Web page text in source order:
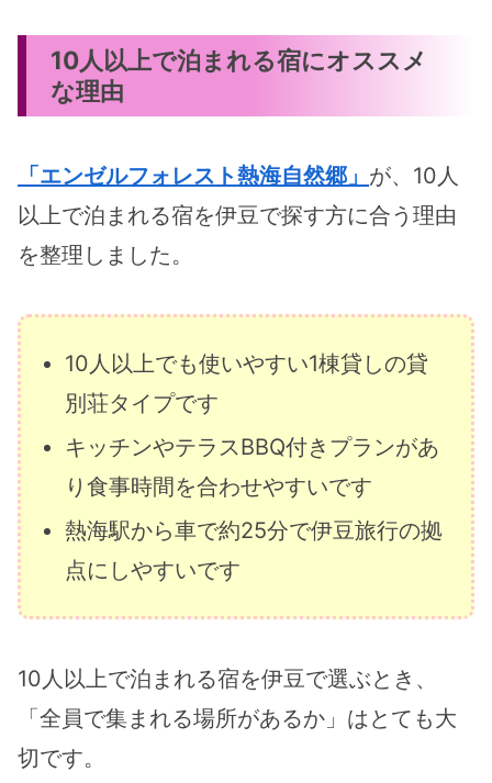
10人以上で泊まれる宿にオススメ
な理由
「エンゼルフォレスト熱海自然郷」 が、10人
以上で泊まれる宿を伊豆で探す方に合う理由
を整理しました。
10人以上でも使いやすい1棟貸しの貸
別荘タイプです
キッチンやテラスBBQ付きプランがあ
り食事時間を合わせやすいです
熱海駅から車で約25分で伊豆旅行の拠
点にしやすいです
10人以上で泊まれる宿を伊豆で選ぶとき、
「全員で集まれる場所があるか」はとても大
切です。